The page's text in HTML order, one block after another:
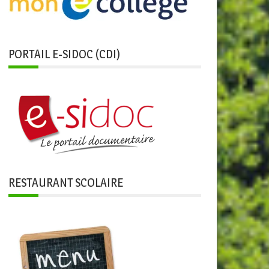
PORTAIL E-SIDOC (CDI)
RESTAURANT SCOLAIRE